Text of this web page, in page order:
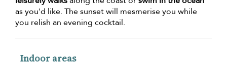
as you'd like. The sunset will mesmerise you while
you relish an evening cocktail.
Indoor areas